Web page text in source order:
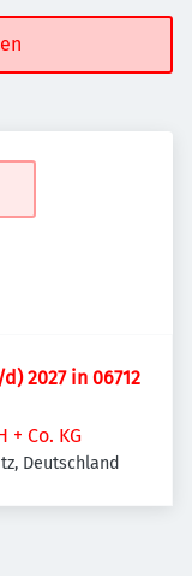
2027 in 06712
Co. KG
Deutschland